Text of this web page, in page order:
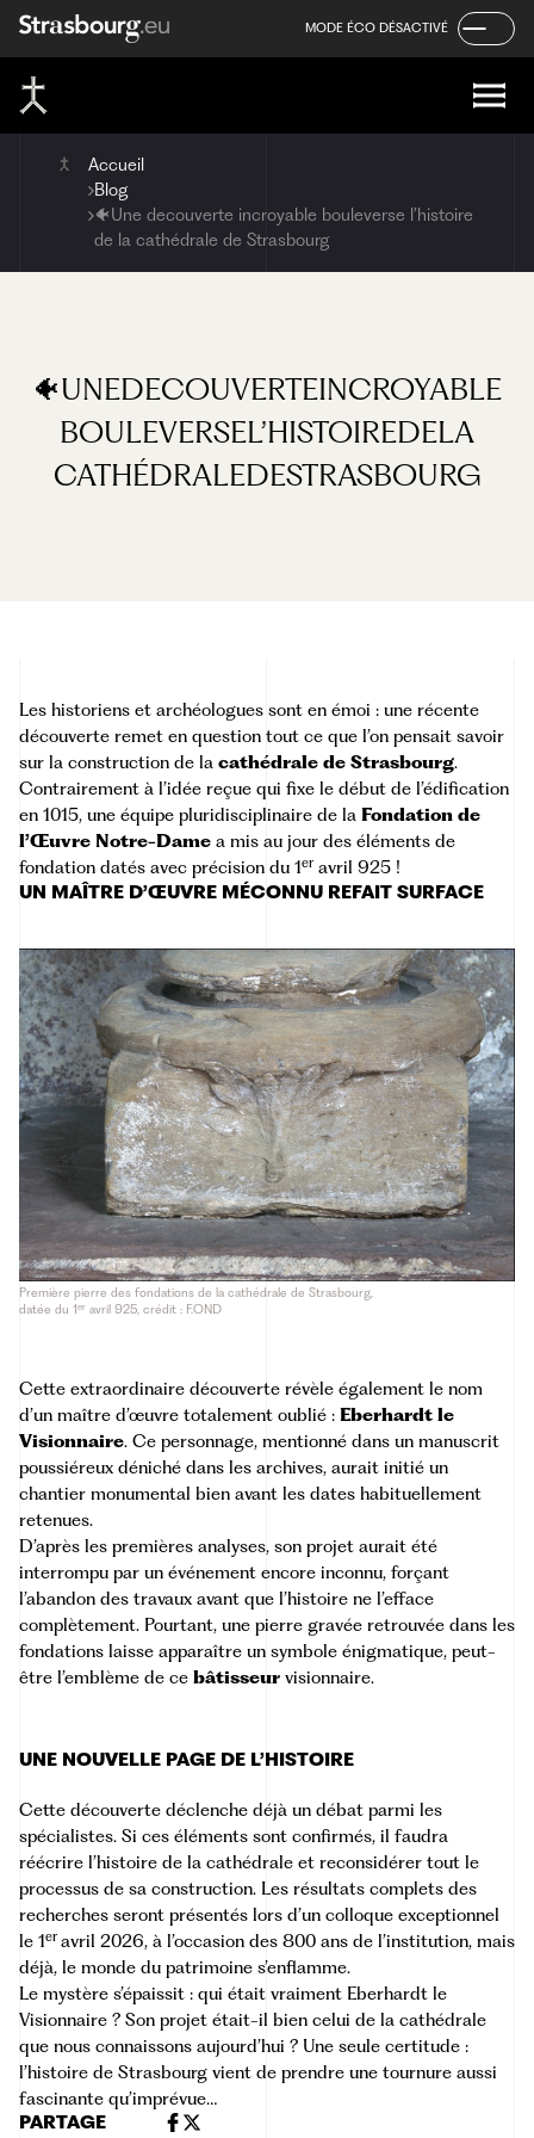
Aller
au
contenu
Aller
au
menu
Aller
au
pied
de
page
MODE ÉCO DÉSACTIVÉ
Accueil
Blog
🐠Une decouverte incroyable bouleverse l’histoire
de la cathédrale de Strasbourg
🐠UNEDECOUVERTEINCROYABLE
BOULEVERSEL’HISTOIREDELA
CATHÉDRALEDESTRASBOURG
Les historiens et archéologues sont en émoi : une récente
découverte remet en question tout ce que l’on pensait savoir
sur la construction de la cathédrale de Strasbourg.
Contrairement à l’idée reçue qui fixe le début de l’édification
en 1015, une équipe pluridisciplinaire de la Fondation de
l’Œuvre Notre-Dame a mis au jour des éléments de
fondation datés avec précision du 1er avril 925 !
UN MAÎTRE D’ŒUVRE MÉCONNU REFAIT SURFACE
Première pierre des fondations de la cathédrale de Strasbourg,
datée du 1 er avril 925, crédit : F.OND
Cette extraordinaire découverte révèle également le nom
d’un maître d’œuvre totalement oublié : Eberhardt le
Visionnaire. Ce personnage, mentionné dans un manuscrit
poussiéreux déniché dans les archives, aurait initié un
chantier monumental bien avant les dates habituellement
retenues.
D’après les premières analyses, son projet aurait été
interrompu par un événement encore inconnu, forçant
l’abandon des travaux avant que l’histoire ne l’efface
complètement. Pourtant, une pierre gravée retrouvée dans les
fondations laisse apparaître un symbole énigmatique, peut-
être l’emblème de ce bâtisseur visionnaire.
UNE NOUVELLE PAGE DE L’HISTOIRE
Cette découverte déclenche déjà un débat parmi les
spécialistes. Si ces éléments sont confirmés, il faudra
réécrire l’histoire de la cathédrale et reconsidérer tout le
processus de sa construction. Les résultats complets des
recherches seront présentés lors d’un colloque exceptionnel
le 1er avril 2026, à l’occasion des 800 ans de l’institution, mais
déjà, le monde du patrimoine s’enflamme.
Le mystère s’épaissit : qui était vraiment Eberhardt le
Visionnaire ? Son projet était-il bien celui de la cathédrale
que nous connaissons aujourd’hui ? Une seule certitude :
l’histoire de Strasbourg vient de prendre une tournure aussi
fascinante qu’imprévue…
PARTAGE
Panneau de gestion des cookies